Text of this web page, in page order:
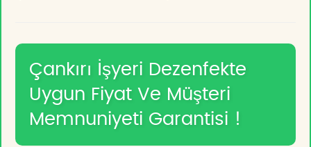
Çankırı İşyeri Dezenfekte
Uygun Fiyat Ve Müşteri
Memnuniyeti Garantisi !